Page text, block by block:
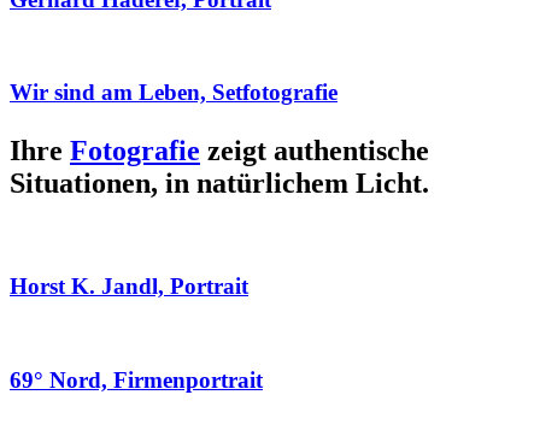
Wir sind am Leben, Setfotografie
Ihre Fotografie zeigt authentische
Situationen, in natürlichem Licht.
Horst K. Jandl, Portrait
69° Nord, Firmenportrait